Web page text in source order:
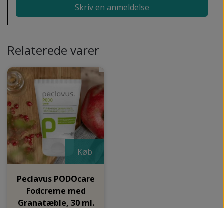
Skriv en anmeldelse
Relaterede varer
Køb
Peclavus PODOcare
Fodcreme med
Granatæble, 30 ml.